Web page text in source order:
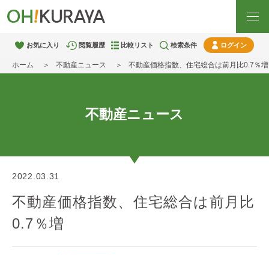
お気に入り 閲覧履歴 比較リスト 検索条件 ログイン
ホーム 不動産ニュース 不動産価格指数、住宅総合は前月比0.7％増
不動産ニュース
2022.03.31
不動産価格指数、住宅総合は前月比
0.7％増